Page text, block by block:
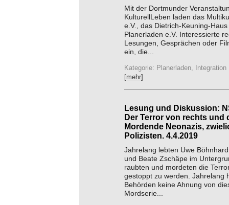
Mit der Dortmunder
KulturellLeben laden das
e.V., das Dietrich-Keuning-
Planerladen e.V. Interessierte
Lesungen, Gesprächen oder
ein, die...
Kategorie: Planerladen, Integration
[mehr]
Lesung und Diskussion:
Der Terror von rechts und
Mordende Neonazis,
Polizisten. 4.4.2019
Jahrelang lebten Uwe
und Beate Zschäpe im
raubten und mordeten die
gestoppt zu werden. Jahrelang
Behörden keine Ahnung von
Mordserie...